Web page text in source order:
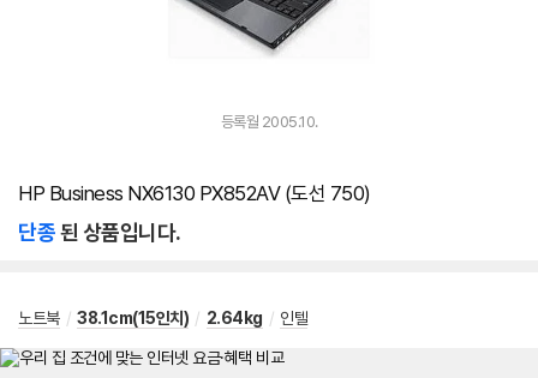
등록월 2005.10.
HP Business NX6130 PX852AV (도선 750)
단종된 상품입니다.
노트북 / 38.1cm(15인치) / 2.64kg / 인텔